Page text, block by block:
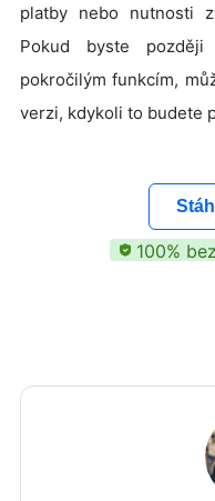
platby nebo nutnosti
Pokud byste
pokročilým funkcím,
verzi, kdykoli to budete
100%